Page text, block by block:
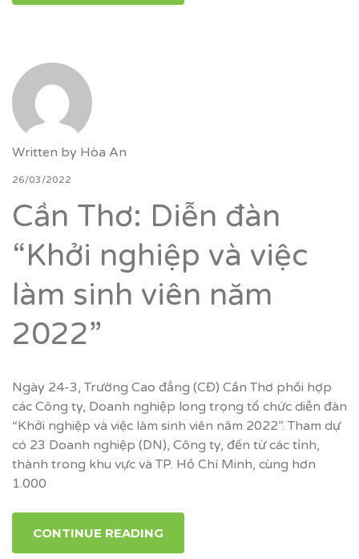
Written by Hòa An
26/03/2022
Cần Thơ: Diễn đàn
“Khởi nghiệp và việc
làm sinh viên năm
2022”
Ngày 24-3, Trường Cao đẳng (CĐ) Cần Thơ phối hợp
các Công ty, Doanh nghiệp long trọng tổ chức diễn đàn
“Khởi nghiệp và việc làm sinh viên năm 2022”. Tham dự
có 23 Doanh nghiệp (DN), Công ty, đến từ các tỉnh,
thành trong khu vực và TP. Hồ Chí Minh, cùng hơn
1.000
CONTINUE READING